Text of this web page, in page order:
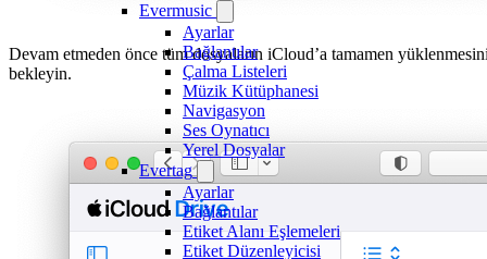
Evermusic
Ayarlar
Bağlantılar
Çalma Listeleri
Müzik Kütüphanesi
Navigasyon
Ses Oynatıcı
Yerel Dosyalar
Evertag
Ayarlar
Bağlantılar
Etiket Alanı Eşlemeleri
Etiket Düzenleyicisi
Devam etmeden önce tüm dosyaların iCloud’a tamamen
bekleyin.